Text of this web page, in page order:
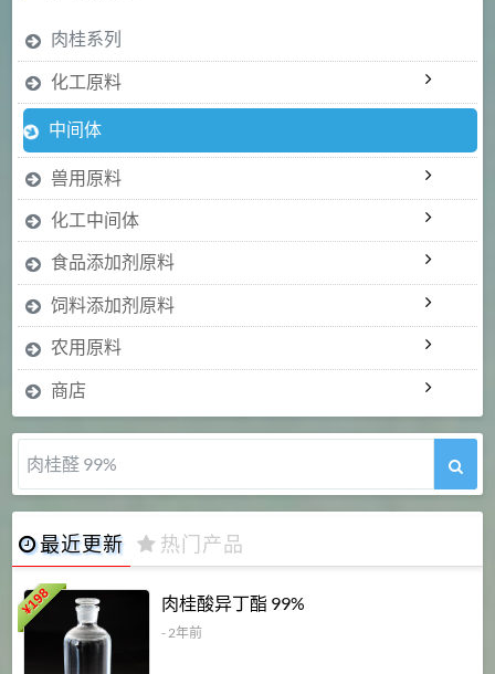
肉桂系列
化工原料
中间体
兽用原料
化工中间体
食品添加剂原料
饲料添加剂原料
农用原料
商店
肉桂醛 99%
最近更新 热门产品
¥
198 肉桂酸异丁酯 99%
- 2年前